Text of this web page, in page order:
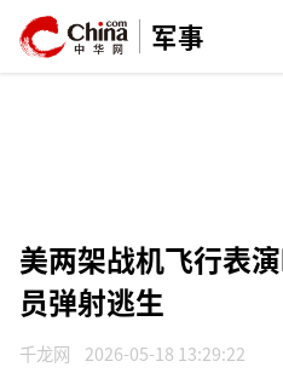
军事
美两架战机飞行表
员弹射逃生
千龙网 2026-05-18 13:29:22